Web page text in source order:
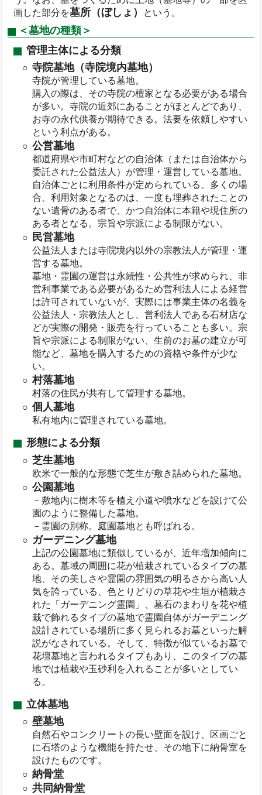
画した部分を墓所（ぼしょ） という。
＜墓地の種類＞
管理主体による分類
寺院墓地（寺院境内墓地）
寺院が管理している墓地。
購入の際は、その寺院の檀家となる必要がある場合
が多い。寺院の近郊にあることがほとんどであり、
お寺の永代供養が期待できる。法要を依頼しやすい
という利点がある。
公営墓地
都道府県や市町村などの自治体（または自治体から
委託された公益法人）が管理・運営している墓地。
自治体ごとに利用条件が定められている。多くの場
合、利用対象となるのは、一度も埋葬されたことの
ない遺骨のある者で、かつ自治体に本籍や現住所の
ある者となる。宗旨や宗派による制限がない。
民営墓地
公益法人または寺院境内以外の宗教法人が管理・運
営する墓地。
墓地・霊園の運営は永続性・公共性が求められ、非
営利事業である必要があるため営利法人による経営
は許可されていないが、実際には事業主体の名義を
公益法人・宗教法人とし、営利法人である石材店な
どが実際の開発・販売を行っていることも多い。宗
旨や宗派による制限がない、生前のお墓の建立が可
能など、墓地を購入するための資格や条件が少な
い。
村落墓地
村落の住民が共有して管理する墓地。
個人墓地
私有地内に管理されている墓地。
形態による分類
芝生墓地
欧米で一般的な形態で芝生が敷き詰められた墓地。
公園墓地
－敷地内に樹木等を植え小道や噴水などを設けて公
園のように整備した墓地。
－霊園の別称。庭園墓地とも呼ばれる。
ガーデニング墓地
上記の公園墓地に類似しているが、近年増加傾向に
ある。墓域の周囲に花が植栽されているタイプの墓
地、その美しさや霊園の雰囲気の明るさから高い人
気を誇っている、色とりどりの草花や生垣が植栽さ
れた「ガーデニング霊園」、墓石のまわりを花や植
栽で飾れるタイプの墓地で霊園自体がガーデニング
設計されている場所に多く見られるお墓といった解
説がなされている。そして、特徴が似ているお墓で
花壇墓地と言われるタイプもあり、このタイプの墓
地では植栽や玉砂利を入れることが多いとしてい
る。
立体墓地
壁墓地
自然石やコンクリートの長い壁面を設け、区画ごと
に石塔のような機能を持たせ、その地下に納骨室を
設けたものです。
納骨堂
共同納骨堂